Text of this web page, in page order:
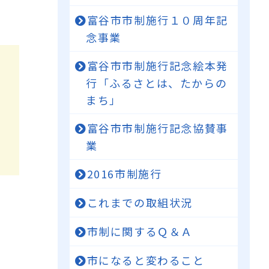
富谷市市制施行１０周年記
念事業
富谷市市制施行記念絵本発
行「ふるさとは、たからの
まち」
富谷市市制施行記念協賛事
業
2016市制施行
これまでの取組状況
市制に関するＱ＆Ａ
市になると変わること